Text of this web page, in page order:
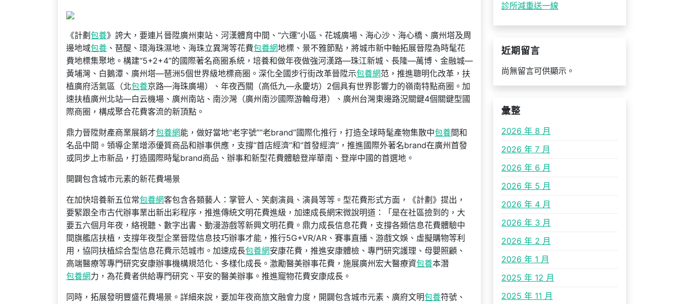
《計劃 包養》誇大，要連片晉陞廣州東站、河漢體育中間、“六運”小區、花城廣場、海心沙、海心橋、廣州塔及周
邊地域包養 、琶醍、環海珠濕地、海珠立異灣等花費包養網地標、景不雅節點，將城市新中軸拓展晉陞為時髦花
費地標集聚地。構建“5+2+4”的國際著名商圈系統，培養和做年夜做強河漢路—珠江新城、長隆—萬博、金融城—
黃埔灣、白鵝潭、廣州塔—琶洲5個世界級地標商圈。深化全國步行街改革晉陞示包養網范，推進聰明化改革，扶
植廣府活氣區（北包養京路—海珠廣場）、年夜西關（高低九—永慶坊）2個具有世界影響力的嶺南特點商圈。加
速扶植廣州北站—白云機場、廣州南站、南沙灣（廣州南沙國際游輪母港）、廣州台灣東邊路況關鍵4個關鍵型國
際商圈，構成聚合花費客流的新頂點。
鼎力晉陞財產商業展銷才包養網能，做好當地“老字號”“老brand”國際化推行，打造全球時髦產物集散中包養間和
名品中間。領導企業增添優質商品和辦事供應，支撐“首店經濟”和“首發經濟”，推進國際外著名brand在廣州首發
或同步上市新品，打造國際時髦brand商品、辦事和新型花費體驗登岸華南、登岸中國的首選地。
開闢包含城市元素的新花費場景
在加快培養新五位常包養網客包含各類藝人：掌管人、笑劇演員、演員等等。型花費形式方面，《計劃》提出，
要緊跟全市古代辦事業出新出彩程序，推進傳統文明花費進級，加速成長網宋微說明道：「是在社區撿到的，大
要五六個月年夜，絡視聽、數字出書、動漫游戲等新興文明花費。鼎力成長信息花費，支撐各類信息花費體驗中
間旗艦店扶植，支撐年夜型企業晉陞信息技巧辦事才能，推行5G+VR/AR、賽事直播、游戲文娛、虛擬購物等利
用，協同扶植綜合型信息花費示范城市。加速成長包養網安康花費，推進安康體檢、專門研究護理、母嬰照顧、
高端醫療等專門研究安康辦事機構規范化、多樣化成長。激勵醫美辦事花費，施展廣州宏大醫療資包養本潛
包養網力，為花費者供給專門研究、平安的醫美辦事。推進寵物花費安康成長。
同時，拓展發明豐盛花費場景。詳細來說，要加年夜商旅文融會力度，開闢包含城市元素、廣府文明包養符號、
診所減重送一線
近期留言
尚無留言可供顯示。
彙整
2026 年 8 月
2026 年 7 月
2026 年 6 月
2026 年 5 月
2026 年 4 月
2026 年 3 月
2026 年 2 月
2026 年 1 月
2025 年 12 月
2025 年 11 月